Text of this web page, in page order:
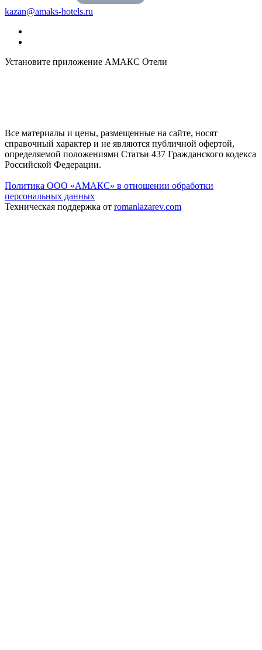
kazan@amaks-hotels.ru
Установите приложение АМАКС Отели
Все материалы и цены, размещенные на сайте, носят
справочный характер и не являются публичной офертой,
определяемой положениями Статьи 437 Гражданского кодекса
Российской Федерации.
Политика ООО «АМАКС» в отношении обработки
персональных данных
Техническая поддержка от romanlazarev.com